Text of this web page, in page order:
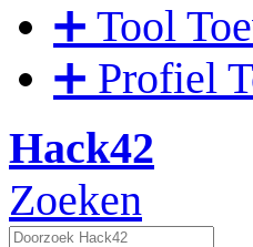
➕ Tool
➕ Profiel
Hack42
Zoeken